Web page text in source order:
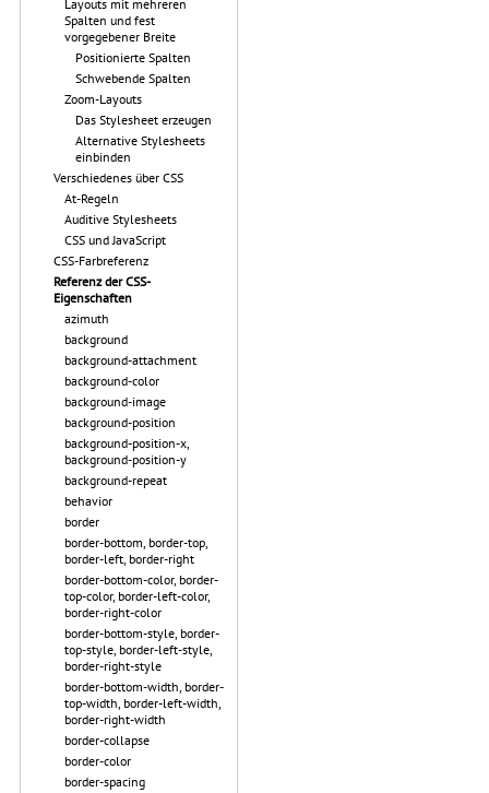
Layouts mit mehreren
Spalten und fest
vorgegebener Breite
Positionierte Spalten
Schwebende Spalten
Zoom-Layouts
Das Stylesheet erzeugen
Alternative Stylesheets
einbinden
Verschiedenes über CSS
At-Regeln
Auditive Stylesheets
CSS und JavaScript
CSS-Farbreferenz
Referenz der CSS-
Eigenschaften
azimuth
background
background-attachment
background-color
background-image
background-position
background-position-x,
background-position-y
background-repeat
behavior
border
border-bottom, border-top,
border-left, border-right
border-bottom-color, border-
top-color, border-left-color,
border-right-color
border-bottom-style, border-
top-style, border-left-style,
border-right-style
border-bottom-width, border-
top-width, border-left-width,
border-right-width
border-collapse
border-color
border-spacing